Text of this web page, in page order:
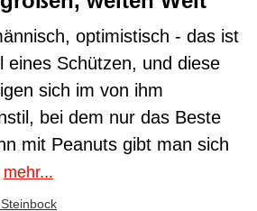
optimistisch - das ist
eines Schützen, und diese
sich im von ihm
bei dem nur das Beste
mit Peanuts gibt man sich
mehr...